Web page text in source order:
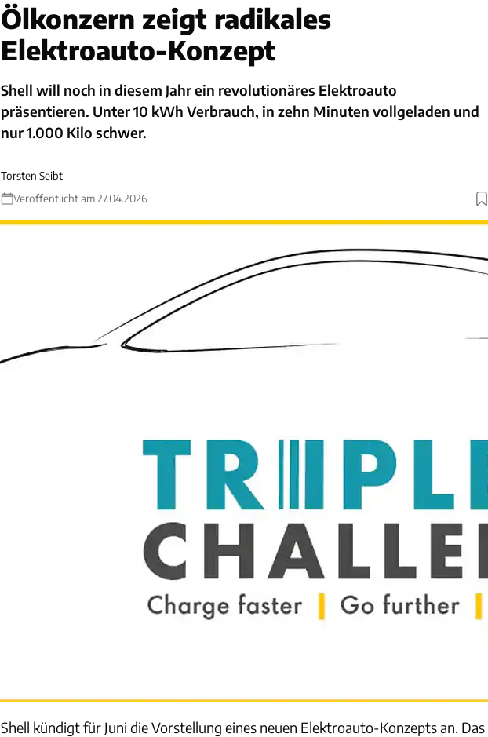
Ölkonzern zeigt radikales
Elektroauto-Konzept
Shell will noch in diesem Jahr ein revolutionäres Elektroauto
präsentieren. Unter 10 kWh Verbrauch, in zehn Minuten vollgeladen und
nur 1.000 Kilo schwer.
Torsten Seibt
Veröffentlicht am 27.04.2026
Shell kündigt für Juni die Vorstellung eines neuen Elektroauto-Konzepts an. Das